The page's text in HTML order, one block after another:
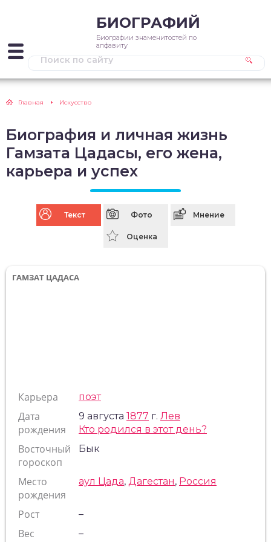
БИОГРАФИЙ
Биографии знаменитостей по
алфавиту
Главная Искусство
Биография и личная жизнь
Гамзата Цадасы, его жена,
карьера и успех
Текст Фото Мнение
Оценка
ГАМЗАТ ЦАДАСА
Карьера поэт
Дата
рождения
9 августа 1877 г. Лев
Кто родился в этот день?
Восточный
гороскоп
Бык
Место
рождения
аул Цада, Дагестан, Россия
Рост –
Вес –